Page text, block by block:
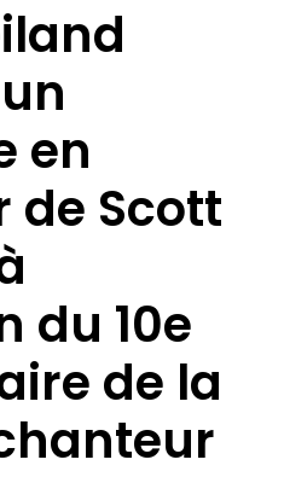
en
de Scott
du 10e
de la